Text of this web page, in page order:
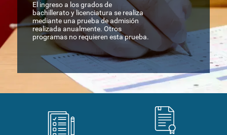
El ingreso a los grados de
bachillerato y licenciatura se realiza
mediante una prueba de admisión
realizada anualmente. Otros
programas no requieren esta prueba.